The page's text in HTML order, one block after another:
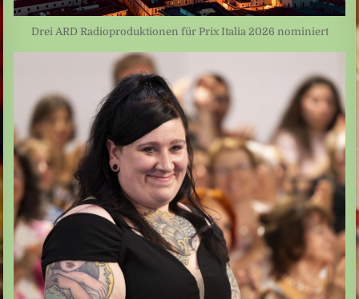
Drei ARD Radioproduktionen für Prix Italia 2026 nominiert